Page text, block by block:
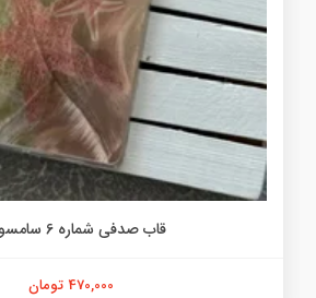
قاب صدفی شماره 6 سامسونگ
470,000 تومان